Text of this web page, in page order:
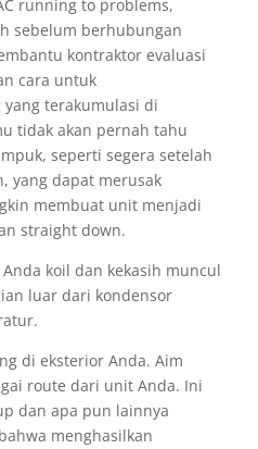
running to problems,
sebelum berhubungan
kontraktor evaluasi
cara untuk
terakumulasi di
tidak akan pernah tahu
seperti segera setelah
yang dapat merusak
membuat unit menjadi
straight down.
koil dan kekasih muncul
luar dari kondensor
di eksterior Anda. Aim
route dari unit Anda. Ini
dan apa pun lainnya
menghasilkan